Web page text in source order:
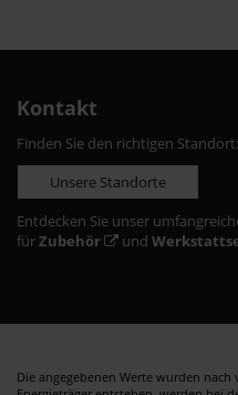
Kontakt
Finden Sie den richtigen Standort:
Unsere Standorte
Entdecken Sie unser
fürZubehör und
Die angegebenen Werte wurden